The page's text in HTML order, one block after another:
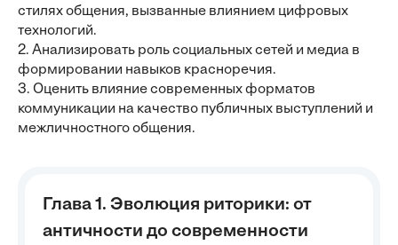
стилях общения, вызванные влиянием цифровых
технологий.
2. Анализировать роль социальных сетей и медиа в
формировании навыков красноречия.
3. Оценить влияние современных форматов
коммуникации на качество публичных выступлений и
межличностного общения.
Глава 1. Эволюция риторики: от
античности до современности